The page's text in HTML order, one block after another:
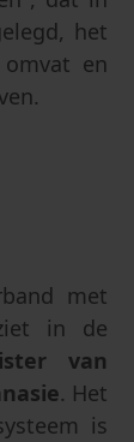
het
en
met
in de
van
. Het
is